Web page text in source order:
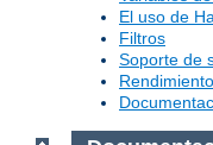
El uso de
Filtros
Soporte de